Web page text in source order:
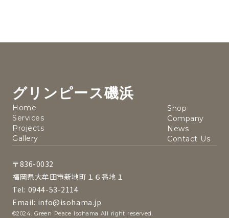
グリンピース磯浜
Home
Services
Projects
Gallery
Shop
Company
News
Contact Us
〒836-0032
福岡県大牟田市新地町１６番地１
Tel: 0944-53-2114
Email: info@isohama.jp
©2024. Green Peace Isohama All right reserved.